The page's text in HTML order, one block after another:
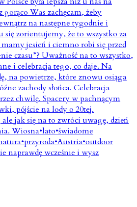
naprawdę wcześnie i wysz